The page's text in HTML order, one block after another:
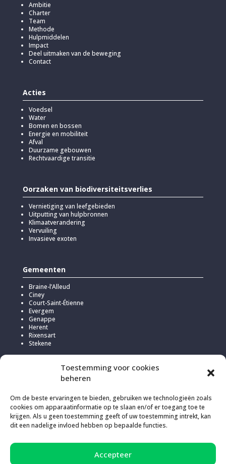
Toestemming voor cookies
beheren
Om de beste ervaringen te bieden, gebruiken we technologieën zoals
cookies om apparaatinformatie op te slaan en/of er toegang toe te
krijgen. Als u geen toestemming geeft of uw toestemming intrekt, kan
dit een nadelige invloed hebben op bepaalde functies.
Accepteer
Ambitie
Charter
Team
Methode
Hulpmiddelen
Impact
Deel uitmaken van de beweging
Contact
Acties
Voedsel
Water
Bomen en bossen
Energie en mobiliteit
Afval
Duurzame gebouwen
Rechtvaardige transitie
Oorzaken van biodiversiteitsverlies
Vernietiging van leefgebieden
Uitputting van hulpbronnen
Klimaatverandering
Vervuiling
Invasieve exoten
Gemeenten
Braine-l’Alleud
Ciney
Court-Saint-Étienne
Evergem
Genappe
Herent
Rixensart
Stekene
Om deze website te hosten, koos Kick voor